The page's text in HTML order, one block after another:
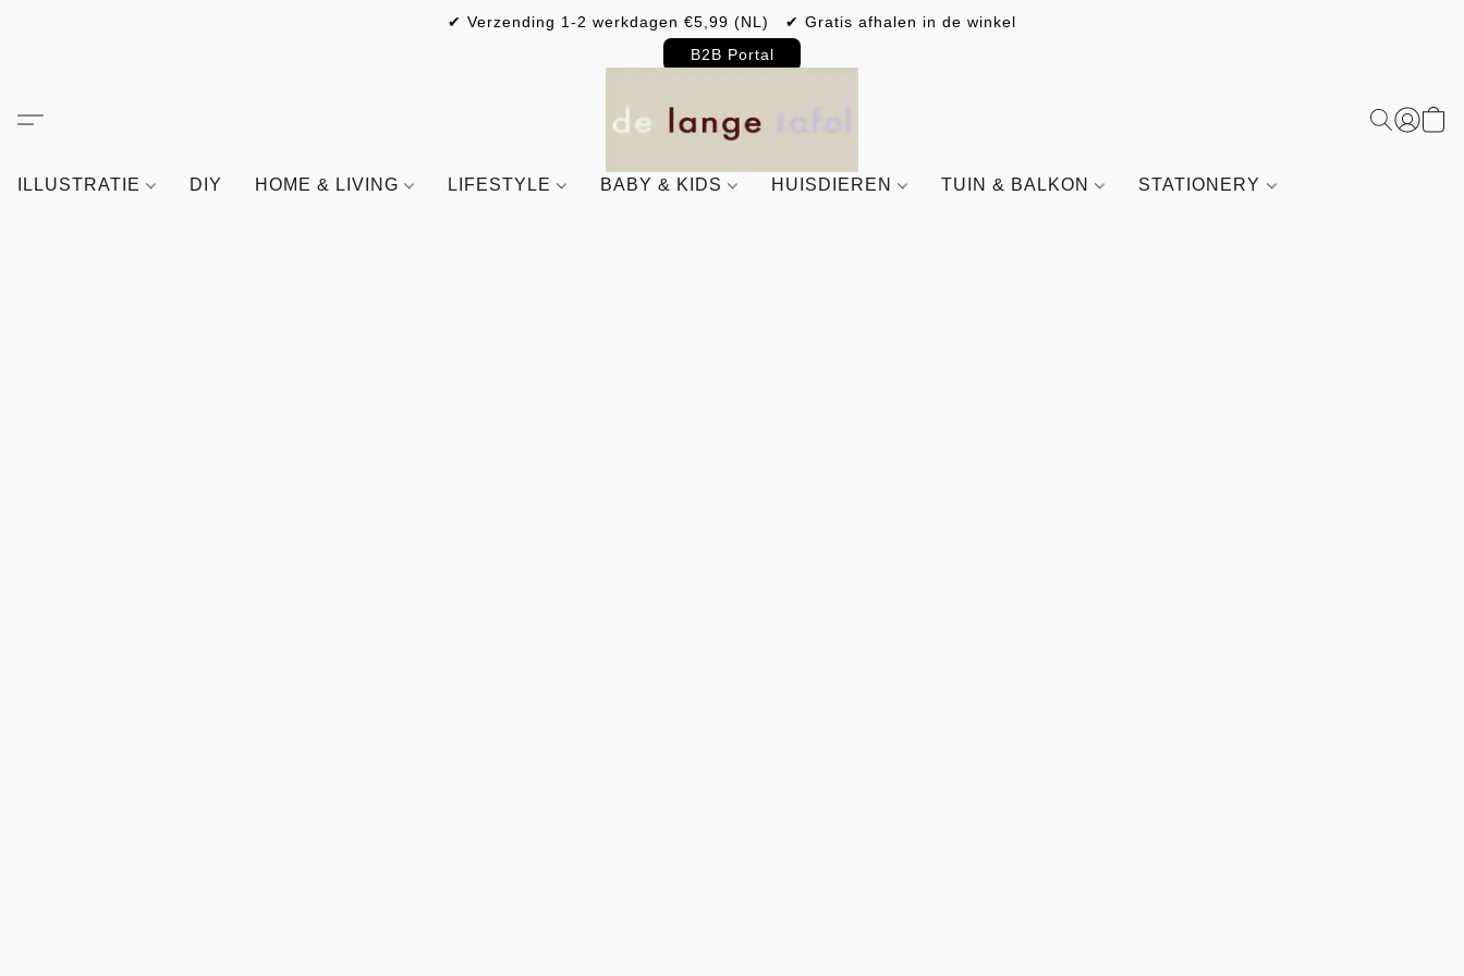
✔ Verzending 1-2 werkdagen €5,99 (NL) ✔ Gratis afhalen in de winkel
B2B Portal
ILLUSTRATIE DIY HOME & LIVING LIFESTYLE BABY & KIDS HUISDIEREN TUIN & BALKON STATIONERY